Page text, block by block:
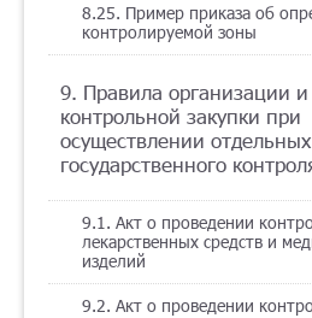
8.25. Пример приказа об
контролируемой зоны
9. Правила организации
контрольной закупки при
осуществлении
государственного
9.1. Акт о проведении
лекарственных средств и
изделий
9.2. Акт о проведении